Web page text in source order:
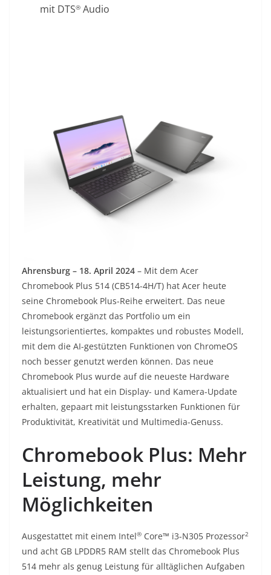
mit DTS® Audio
Ahrensburg – 18. April 2024 – Mit dem Acer
Chromebook Plus 514 (CB514-4H/T) hat Acer heute
seine Chromebook Plus-Reihe erweitert. Das neue
Chromebook ergänzt das Portfolio um ein
leistungsorientiertes, kompaktes und robustes Modell,
mit dem die AI-gestützten Funktionen von ChromeOS
noch besser genutzt werden können. Das neue
Chromebook Plus wurde auf die neueste Hardware
aktualisiert und hat ein Display- und Kamera-Update
erhalten, gepaart mit leistungsstarken Funktionen für
Produktivität, Kreativität und Multimedia-Genuss.
Chromebook Plus: Mehr
Leistung, mehr
Möglichkeiten
Ausgestattet mit einem Intel® Core™ i3-N305 Prozessor2
und acht GB LPDDR5 RAM stellt das Chromebook Plus
514 mehr als genug Leistung für alltäglichen Aufgaben